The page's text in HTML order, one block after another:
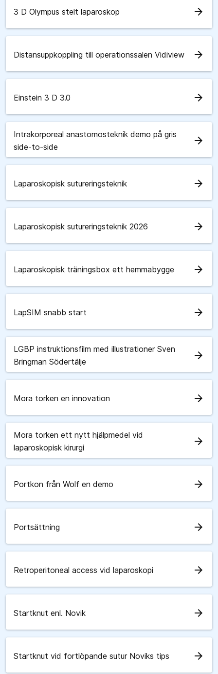
3 D Olympus stelt laparoskop arrow_forward
Distansuppkoppling till operationssalen Vidiview arrow_forward
Einstein 3 D 3.0 arrow_forward
Intrakorporeal anastomosteknik demo på gris
side-to-side
arrow_forward
Laparoskopisk sutureringsteknik arrow_forward
Laparoskopisk sutureringsteknik 2026 arrow_forward
Laparoskopisk träningsbox ett hemmabygge arrow_forward
LapSIM snabb start arrow_forward
LGBP instruktionsfilm med illustrationer Sven
Bringman Södertälje
arrow_forward
Mora torken en innovation arrow_forward
Mora torken ett nytt hjälpmedel vid
laparoskopisk kirurgi
arrow_forward
Portkon från Wolf en demo arrow_forward
Portsättning arrow_forward
Retroperitoneal access vid laparoskopi arrow_forward
Startknut enl. Novik arrow_forward
Startknut vid fortlöpande sutur Noviks tips arrow_forward